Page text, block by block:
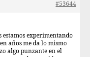
#53644
estamos experimentando
años me da lo mismo
algo punzante en el